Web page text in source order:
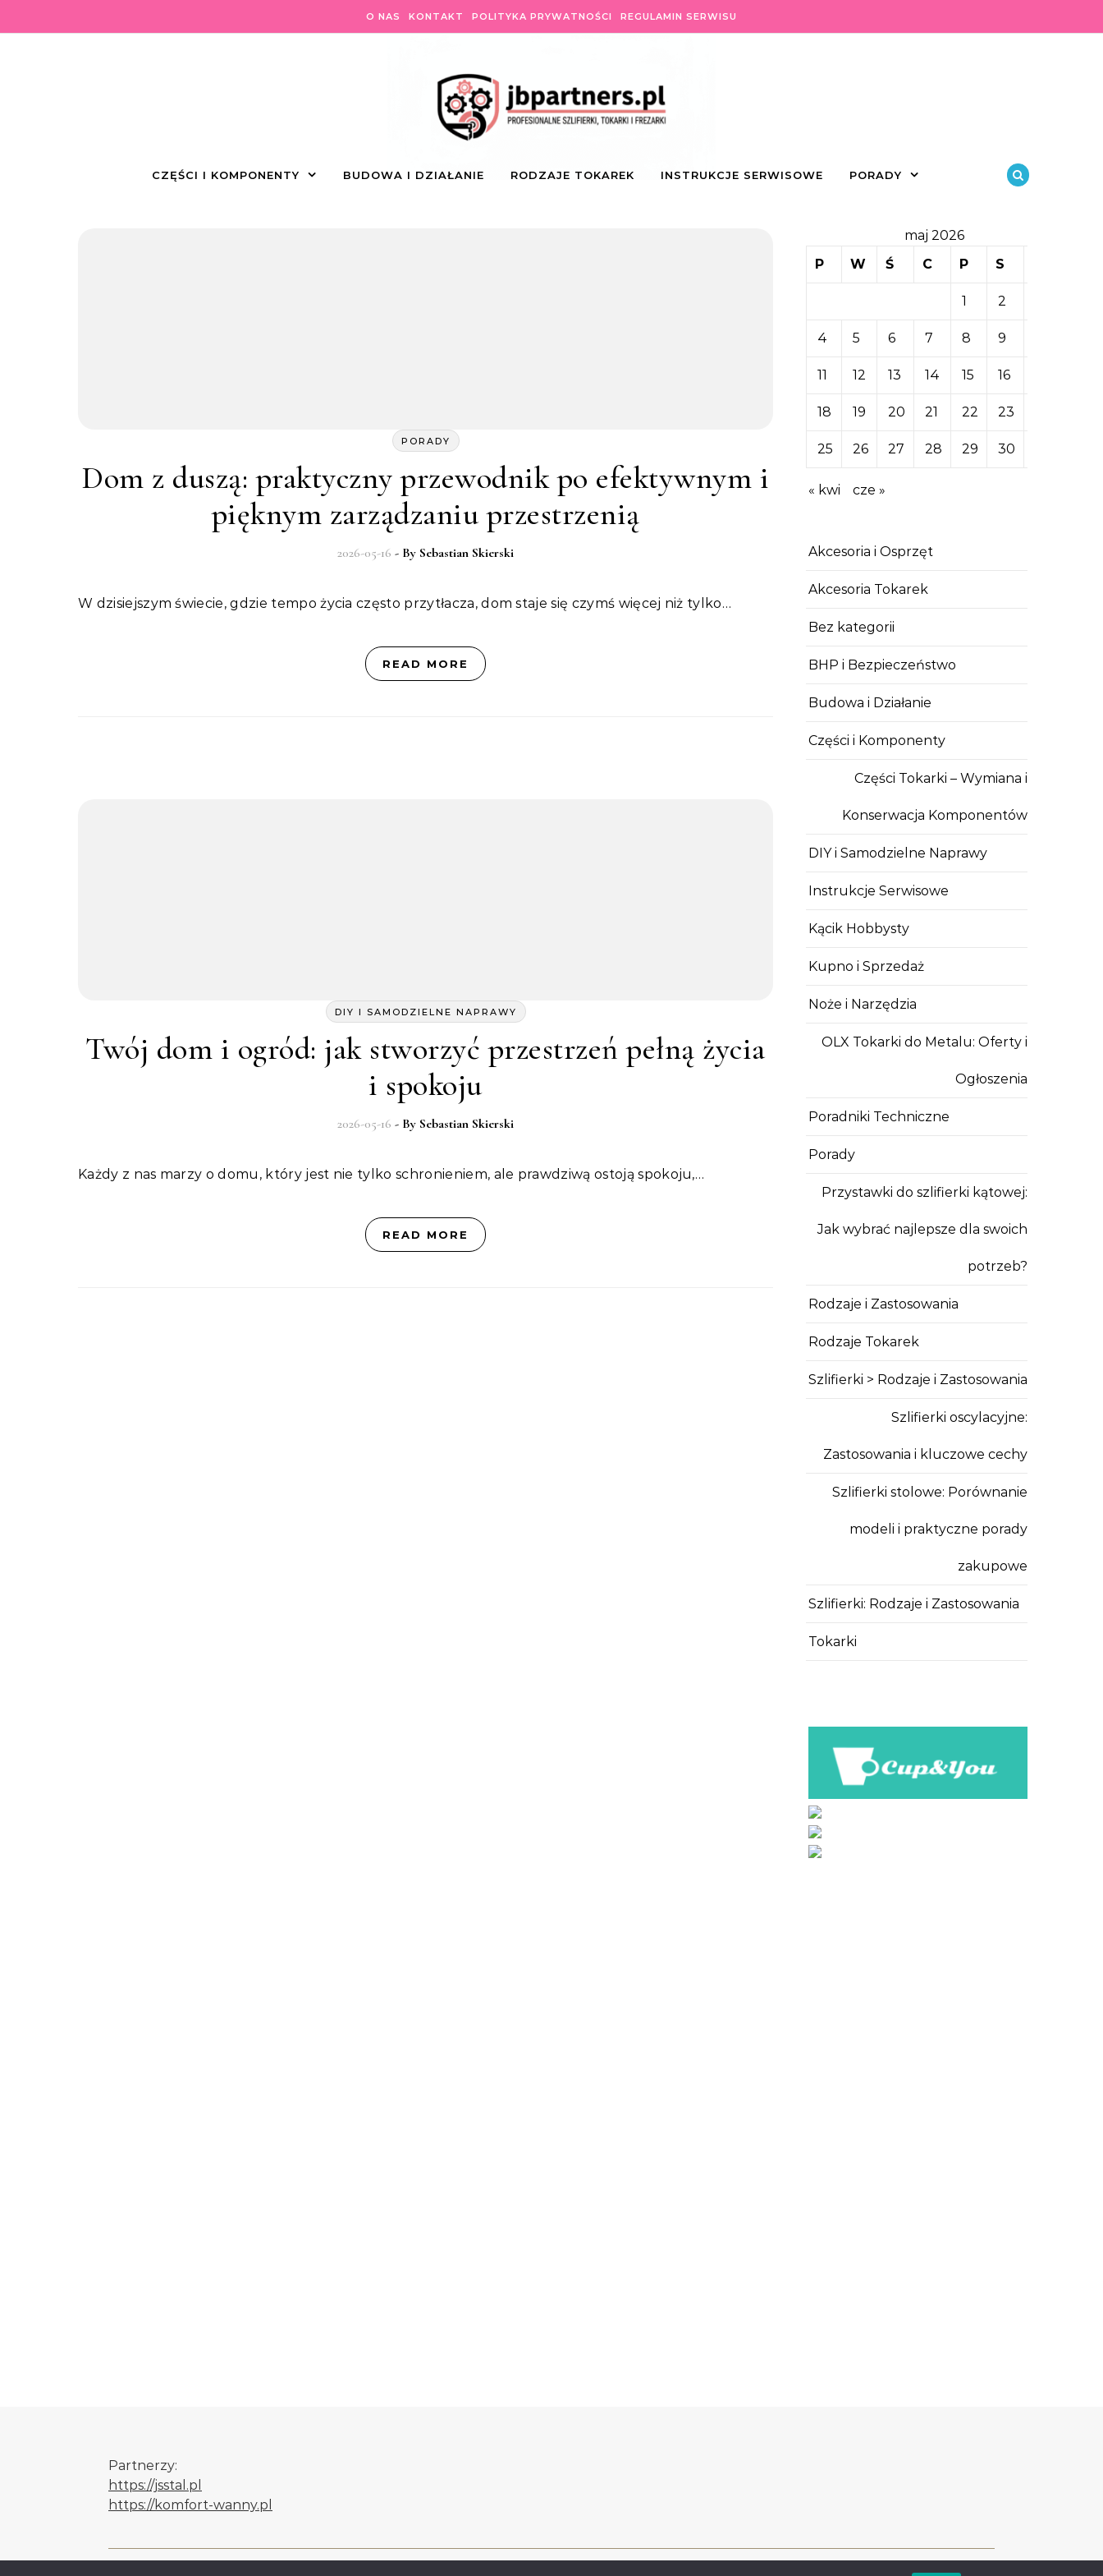
O NAS KONTAKT POLITYKA PRYWATNOŚCI REGULAMIN SERWISU
CZĘŚCI I KOMPONENTY BUDOWA I DZIAŁANIE RODZAJE TOKAREK INSTRUKCJE SERWISOWE PORADY
PORADY
Dom z duszą: praktyczny przewodnik po efektywnym i
pięknym zarządzaniu przestrzenią
2026-05-16 - By Sebastian Skierski
W dzisiejszym świecie, gdzie tempo życia często przytłacza, dom staje się czymś więcej niż tylko…
READ MORE
DIY I SAMODZIELNE NAPRAWY
Twój dom i ogród: jak stworzyć przestrzeń pełną życia
i spokoju
2026-05-16 - By Sebastian Skierski
Każdy z nas marzy o domu, który jest nie tylko schronieniem, ale prawdziwą ostoją spokoju,…
READ MORE
maj 2026
P
W Ś C P S
1 2
4 5 6 7 8 9
11 12 13 14 15 16
18 19 20 21 22 23
25 26 27 28 29 30
« kwi cze »
Akcesoria i Osprzęt
Akcesoria Tokarek
Bez kategorii
BHP i Bezpieczeństwo
Budowa i Działanie
Części i Komponenty
Części Tokarki – Wymiana i
Konserwacja Komponentów
DIY i Samodzielne Naprawy
Instrukcje Serwisowe
Kącik Hobbysty
Kupno i Sprzedaż
Noże i Narzędzia
OLX Tokarki do Metalu: Oferty i
Ogłoszenia
Poradniki Techniczne
Porady
Przystawki do szlifierki kątowej:
Jak wybrać najlepsze dla swoich
potrzeb?
Rodzaje i Zastosowania
Rodzaje Tokarek
Szlifierki > Rodzaje i Zastosowania
Szlifierki oscylacyjne:
Zastosowania i kluczowe cechy
Szlifierki stolowe: Porównanie
modeli i praktyczne porady
zakupowe
Szlifierki: Rodzaje i Zastosowania
Tokarki
Partnerzy:
https://jsstal.pl
https://komfort-wanny.pl